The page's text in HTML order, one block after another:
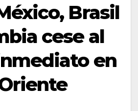
Brasil
cese al
en